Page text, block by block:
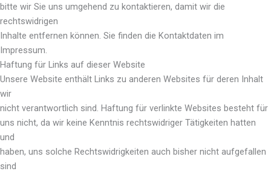
bitte wir Sie uns umgehend zu kontaktieren, damit wir die
rechtswidrigen
Inhalte entfernen können. Sie finden die Kontaktdaten im
Impressum.
Haftung für Links auf dieser Website
Unsere Website enthält Links zu anderen Websites für deren Inhalt
wir
nicht verantwortlich sind. Haftung für verlinkte Websites besteht für
uns nicht, da wir keine Kenntnis rechtswidriger Tätigkeiten hatten
und
haben, uns solche Rechtswidrigkeiten auch bisher nicht aufgefallen
sind